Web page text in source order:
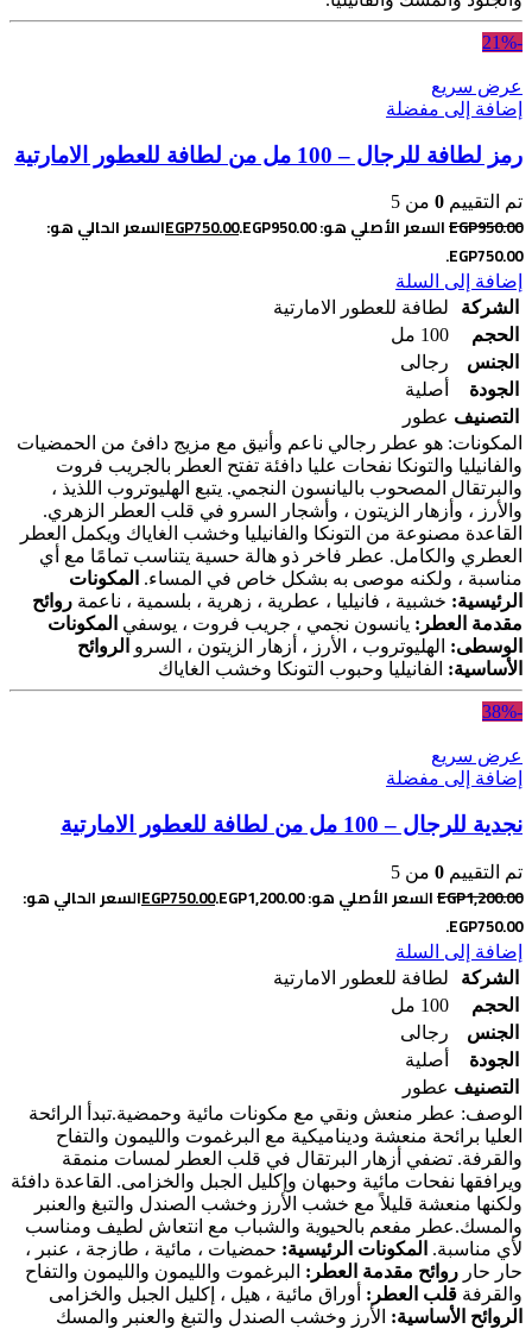
-21%
عرض سريع
إضافة إلى مفضلة
رمز لطافة للرجال – 100 مل من لطافة للعطور الامارتية
تم التقييم 0 من 5
EGP950.00 السعر الأصلي هو: EGP950.00. EGP750.00
السعر الحالي هو:
EGP750.00.
إضافة إلى السلة
الشركة
لطافة للعطور الامارتية
الحجم
100 مل
الجنس
رجالى
الجودة
أصلية
التصنيف عطور
المكونات: هو عطر رجالي ناعم وأنيق مع مزيج دافئ من الحمضيات
والفانيليا والتونكا نفحات عليا دافئة تفتح العطر بالجريب فروت
والبرتقال المصحوب باليانسون النجمي. يتبع الهليوتروب اللذيذ ،
والأرز ، وأزهار الزيتون ، وأشجار السرو في قلب العطر الزهري.
القاعدة مصنوعة من التونكا والفانيليا وخشب الغاياك ويكمل العطر
العطري والكامل. عطر فاخر ذو هالة حسية يتناسب تمامًا مع أي
مناسبة ، ولكنه موصى به بشكل خاص في المساء. المكونات
الرئيسية: خشبية ، فانيليا ، عطرية ، زهرية ، بلسمية ، ناعمة روائح
مقدمة العطر: يانسون نجمي ، جريب فروت ، يوسفي المكونات
الوسطى: الهليوتروب ، الأرز ، أزهار الزيتون ، السرو الروائح
الأساسية: الفانيليا وحبوب التونكا وخشب الغاياك
-38%
عرض سريع
إضافة إلى مفضلة
نجدية للرجال – 100 مل من لطافة للعطور الامارتية
تم التقييم 0 من 5
EGP1,200.00 السعر الأصلي هو: EGP1,200.00. EGP750.00
السعر الحالي هو:
EGP750.00.
إضافة إلى السلة
الشركة
لطافة للعطور الامارتية
الحجم
100 مل
الجنس
رجالى
الجودة
أصلية
التصنيف عطور
الوصف: عطر منعش ونقي مع مكونات مائية وحمضية.تبدأ الرائحة
العليا برائحة منعشة وديناميكية مع البرغموت والليمون والتفاح
والقرفة. تضفي أزهار البرتقال في قلب العطر لمسات منمقة
ويرافقها نفحات مائية وحبهان وإكليل الجبل والخزامى. القاعدة دافئة
ولكنها منعشة قليلاً مع خشب الأرز وخشب الصندل والتبغ والعنبر
والمسك.عطر مفعم بالحيوية والشباب مع انتعاش لطيف ومناسب
لأي مناسبة. المكونات الرئيسية: حمضيات ، مائية ، طازجة ، عنبر ،
حار حار روائح مقدمة العطر: البرغموت والليمون والليمون والتفاح
والقرفة قلب العطر: أوراق مائية ، هيل ، إكليل الجبل والخزامى
الروائح الأساسية: الأرز وخشب الصندل والتبغ والعنبر والمسك